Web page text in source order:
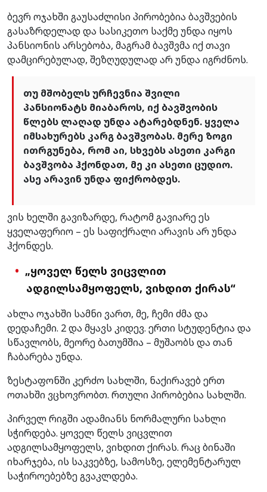
ბევრ ოჯახში გაუსაძლისი პირობებია ბავშვების
გასაზრდელად და სასიკეთო საქმე უნდა იყოს
პანსიონის არსებობა, მაგრამ ბავშვმა იქ თავი
დამცირებულად, შეზღუდულად არ უნდა იგრძნოს.
თუ მშობელს ურჩევნია შვილი
პანსიონატს მიაბაროს, იქ ბავშვობის
წლებს ლაღად უნდა ატარებდნენ. ყველა
იმსახურებს კარგ ბავშვობას. მერე ზოგი
ითრგუნება, რომ აი, სხვებს ასეთი კარგი
ბავშვობა ჰქონდათ, მე კი ასეთი ცუდიო.
ასე არავინ უნდა ფიქრობდეს.
ვის ხელში გავიზარდე, რატომ გავიარე ეს
ყველაფერიო – ეს საფიქრალი არავის არ უნდა
ჰქონდეს.
„ყოველ წელს ვიცვლით
ადგილსამყოფელს, ვიხდით ქირას“
ახლა ოჯახში სამნი ვართ, მე, ჩემი ძმა და
დედაჩემი. 2 და მყავს კიდევ. ერთი სტუდენტია და
სწავლობს, მეორე ბათუმშია – მუშაობს და თან
ჩაბარება უნდა.
ზესტაფონში კერძო სახლში, ნაქირავებ ერთ
ოთახში ვცხოვრობთ. რთული პირობებია სახლში.
პირველ რიგში ადამიანს ნორმალური სახლი
სჭირდება. ყოველ წელს ვიცვლით
ადგილსამყოფელს, ვიხდით ქირას. რაც ბინაში
იხარჯება, ის საკვებზე, სამოსზე, ელემენტარულ
საჭიროებებზე გვაკლდება.